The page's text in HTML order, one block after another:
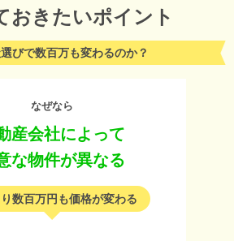
おきたいポイント
びで数百万も変わるのか？
なぜなら
産会社によって
な物件が異なる
数百万円も価格が変わる